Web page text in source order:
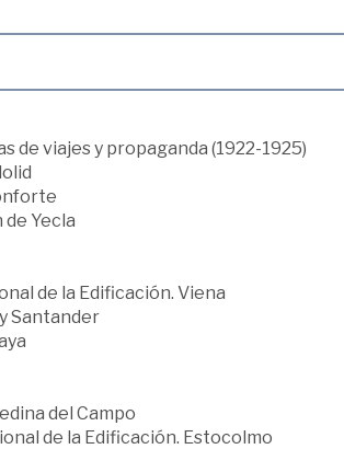
de viajes y propaganda (1922-1925)
Yecla
de la Edificación. Viena
Santander
del Campo
de la Edificación. Estocolmo